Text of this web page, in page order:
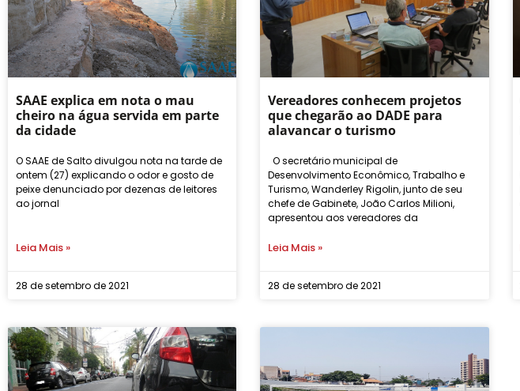
SAAE explica em nota o mau
cheiro na água servida em parte
da cidade
O SAAE de Salto divulgou nota na tarde de
ontem (27) explicando o odor e gosto de
peixe denunciado por dezenas de leitores
ao jornal
Leia Mais »
28 de setembro de 2021
Vereadores conhecem projetos
que chegarão ao DADE para
alavancar o turismo
O secretário municipal de
Desenvolvimento Econômico, Trabalho e
Turismo, Wanderley Rigolin, junto de seu
chefe de Gabinete, João Carlos Milioni,
apresentou aos vereadores da
Leia Mais »
28 de setembro de 2021